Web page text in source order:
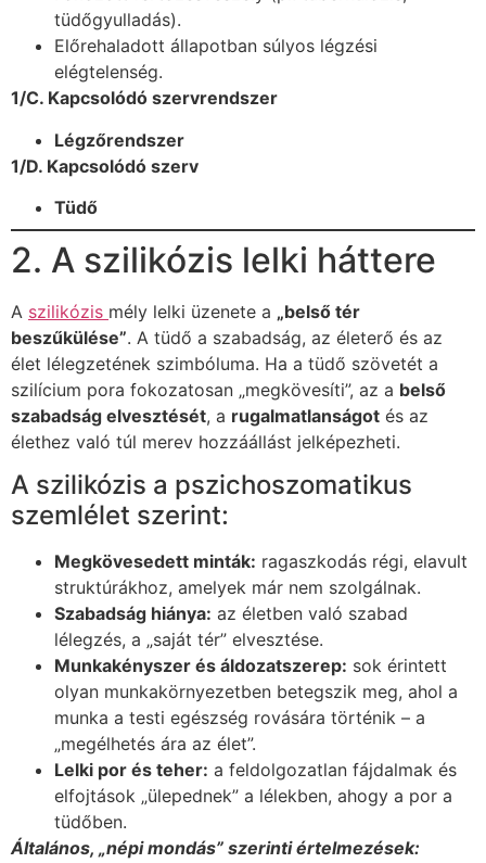
tüdőgyulladás).
Előrehaladott állapotban súlyos légzési
elégtelenség.
1/C. Kapcsolódó szervrendszer
Légzőrendszer
1/D. Kapcsolódó szerv
Tüdő
2. A szilikózis lelki háttere
A szilikózis mély lelki üzenete a „belső tér
beszűkülése”. A tüdő a szabadság, az életerő és az
élet lélegzetének szimbóluma. Ha a tüdő szövetét a
szilícium pora fokozatosan „megkövesíti”, az a belső
szabadság elvesztését, a rugalmatlanságot és az
élethez való túl merev hozzáállást jelképezheti.
A szilikózis a pszichoszomatikus
szemlélet szerint:
Megkövesedett minták: ragaszkodás régi, elavult
struktúrákhoz, amelyek már nem szolgálnak.
Szabadság hiánya: az életben való szabad
lélegzés, a „saját tér” elvesztése.
Munkakényszer és áldozatszerep: sok érintett
olyan munkakörnyezetben betegszik meg, ahol a
munka a testi egészség rovására történik – a
„megélhetés ára az élet”.
Lelki por és teher: a feldolgozatlan fájdalmak és
elfojtások „ülepednek” a lélekben, ahogy a por a
tüdőben.
Általános, „népi mondás” szerinti értelmezések: